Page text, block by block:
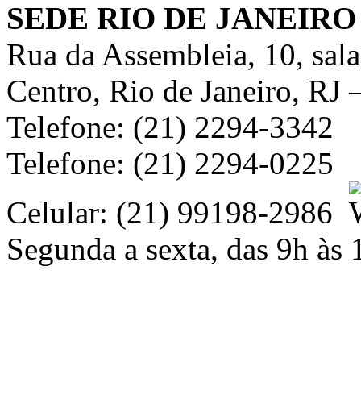
SEDE RIO DE JANEIRO
Rua da Assembleia, 10,
Centro, Rio de Janeiro, RJ
Telefone: (21) 2294-3342
Telefone: (21) 2294-0225
Celular: (21) 99198-2986
Segunda a sexta, das 9h às